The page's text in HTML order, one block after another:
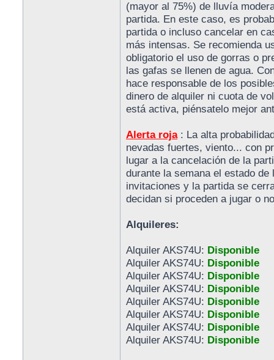
(mayor al 75%) de lluvía
partida. En este caso, es
partida o incluso cancelar en
más intensas. Se recomienda
obligatorio el uso de gorras o
las gafas se llenen de agua.
hace responsable de los
dinero de alquiler ni cuota de
está activa, piénsatelo mejor
Alerta roja : La alta
nevadas fuertes, viento... con
lugar a la cancelación de la
durante la semana el estado
invitaciones y la partida se
decidan si proceden a jugar o
Alquileres:
Alquiler AKS74U: Disponible
Alquiler AKS74U: Disponible
Alquiler AKS74U: Disponible
Alquiler AKS74U: Disponible
Alquiler AKS74U: Disponible
Alquiler AKS74U: Disponible
Alquiler AKS74U: Disponible
Alquiler AKS74U: Disponible